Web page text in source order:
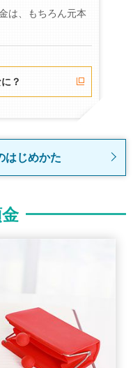
は、もちろん元本
？
はじめかた